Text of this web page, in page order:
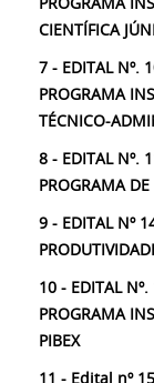
CIENTÍFICA
7 - EDITAL Nº.
PROGRAMA
TÉCNICO-
8 - EDITAL Nº.
PROGRAMA
9 - EDITAL Nº
10 - EDITAL Nº.
PROGRAMA
PIBEX
11 - Edital nº